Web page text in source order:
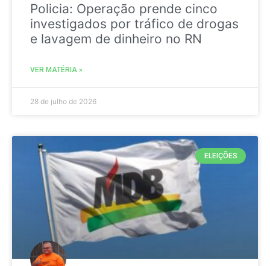
Policia: Operação prende cinco
investigados por tráfico de drogas
e lavagem de dinheiro no RN
VER MATÉRIA »
28 de julho de 2026
ELEIÇÕES